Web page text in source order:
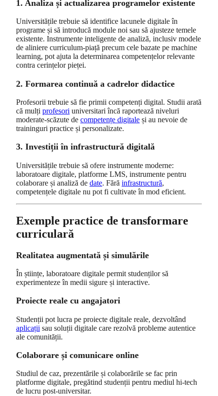
1. Analiza și actualizarea programelor existente
Universitățile trebuie să identifice lacunele digitale în
programe și să introducă module noi sau să ajusteze temele
existente. Instrumente inteligente de analiză, inclusiv modele
de aliniere curriculum‑piață precum cele bazate pe machine
learning, pot ajuta la determinarea competențelor relevante
contra cerințelor pieței.
2. Formarea continuă a cadrelor didactice
Profesorii trebuie să fie primii competenți digital. Studii arată
că mulți profesori universitari încă raportează niveluri
moderate‑scăzute de competențe digitale și au nevoie de
traininguri practice și personalizate.
3. Investiții în infrastructură digitală
Universitățile trebuie să ofere instrumente moderne:
laboratoare digitale, platforme LMS, instrumente pentru
colaborare și analiză de date. Fără infrastructură,
competențele digitale nu pot fi cultivate în mod eficient.
Exemple practice de transformare
curriculară
Realitatea augmentată și simulările
În științe, laboratoare digitale permit studenților să
experimenteze în medii sigure și interactive.
Proiecte reale cu angajatori
Studenții pot lucra pe proiecte digitale reale, dezvoltând
aplicații sau soluții digitale care rezolvă probleme autentice
ale comunității.
Colaborare și comunicare online
Studiul de caz, prezentările și colaborările se fac prin
platforme digitale, pregătind studenții pentru mediul hi‑tech
de lucru post‑universitar.